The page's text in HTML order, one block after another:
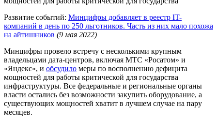
Развитие событий: Минцифры добавляет в реестр IT-
компаний в день по 250 льготников. Часть из них мало похожа
на айтишников (9 мая 2022)
Минцифры провело встречу с несколькими крупным
владельцами дата-центров, включая МТС «Росатом» и
«Яндекс», и обсудило меры по восполнению дефицита
мощностей для работы критической для государства
инфраструктуры. Все федеральные и региональные органы
власти остались без возможности закупить оборудование, а
существующих мощностей хватит в лучшем случае на пару
месяцев.